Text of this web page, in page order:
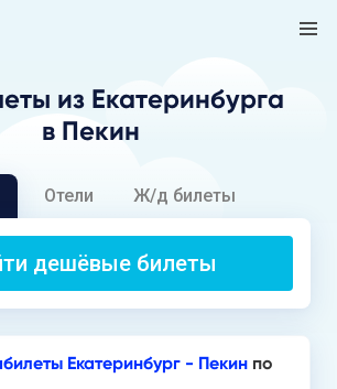
из Екатеринбурга
в Пекин
Отели Ж/д билеты
дешёвые билеты
Екатеринбург - Пекин по